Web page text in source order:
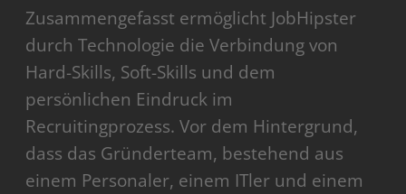
Zusammengefasst ermöglicht JobHipster
durch Technologie die Verbindung von
Hard-Skills, Soft-Skills und dem
persönlichen Eindruck im
Recruitingprozess. Vor dem Hintergrund,
dass das Gründerteam, bestehend aus
einem Personaler, einem ITler und einem